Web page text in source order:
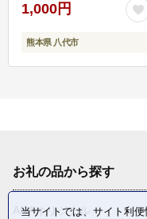
1,000円
熊本県 八代市
お礼の品から探す
ANAオリジナル
当サイトでは、サイト利